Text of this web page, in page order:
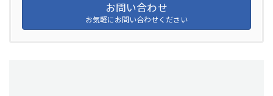
お問い合わせ
お気軽にお問い合わせください